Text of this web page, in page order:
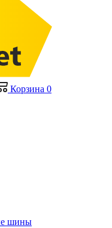
Корзина 0
шины